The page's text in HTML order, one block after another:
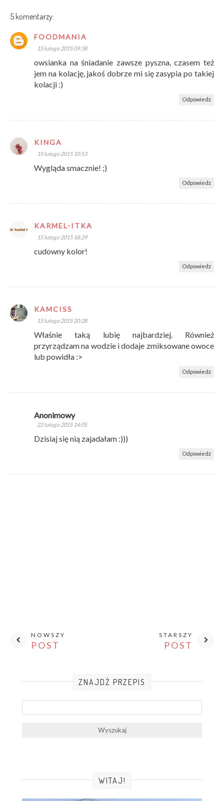
5 komentarzy:
FOODMANIA
15 lutego 2015 09:38
owsianka na śniadanie zawsze pyszna, czasem też
jem na kolację, jakoś dobrze mi się zasypia po takiej
kolacji :)
Odpowiedz
KINGA
15 lutego 2015 10:53
Wygląda smacznie! ;)
Odpowiedz
KARMEL-ITKA
15 lutego 2015 18:29
cudowny kolor!
Odpowiedz
KAMCISS
15 lutego 2015 20:28
Właśnie taką lubię najbardziej. Również
przyrządzam na wodzie i dodaje zmiksowane owoce
lub powidła :>
Odpowiedz
Anonimowy
22 lutego 2015 14:05
Dzisiaj się nią zajadałam :)))
Odpowiedz
NOWSZY
POST
STARSZY
POST
ZNAJDŹ PRZEPIS
WITAJ!